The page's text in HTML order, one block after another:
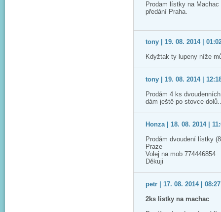
Prodam lístky na
předání Praha.
tony | 19. 08. 2014 |
Kdyžtak ty lupeny níže
tony | 19. 08. 2014 |
Prodám 4 ks
dám ještě po stovce
Honza | 18. 08. 2014 |
Prodám dvoudení lístky
Praze
Volej na mob 774446854
Děkuji
petr | 17. 08. 2014 |
2ks listky na machac